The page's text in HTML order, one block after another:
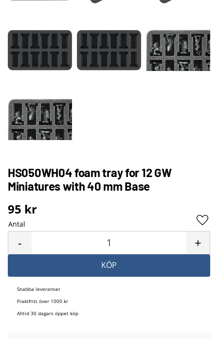
HS050WH04 foam tray for 12 GW
Miniatures with 40 mm Base
95 kr
Antal
+
-
KÖP
Snabba leveranser
Fraktfritt över 1000 kr
Alltid 30 dagars öppet köp